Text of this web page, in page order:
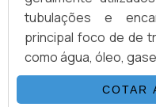
tubulações e
principal foco de de
como água, óleo,
possui
processo deCOTAR